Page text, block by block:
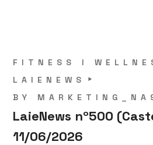
FITNESS I
LAIENEWS
BY
LaieNews nº500
11/06/2026